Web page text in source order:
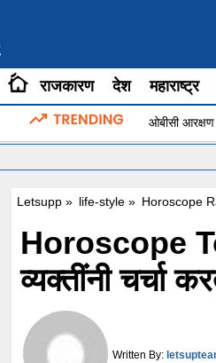
राजकारण देश महाराष्ट्र
ओबीसी आरक्षण
Letsupp » life-style » Horoscope
Horoscope
व्यक्तींनी चर्चा
Written By: